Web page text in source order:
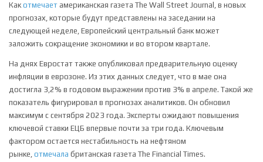
Какотмечает американская газета The Wall Street Journal, в новых
прогнозах, которые будут представлены на заседании на
следующей неделе, Европейский центральный банк может
заложить сокращение экономики и во втором квартале.
На днях Евростат также опубликовал предварительную оценку
инфляции в еврозоне. Из этих данных следует, что в мае она
достигла 3,2% в годовом выражении против 3% в апреле. Такой же
показатель фигурировал в прогнозах аналитиков. Он обновил
максимум с сентября 2023 года. Эксперты ожидают повышения
ключевой ставки ЕЦБ впервые почти за три года. Ключевым
фактором остается нестабильность на нефтяном
рынке, отмечала британская газета The Financial Times.